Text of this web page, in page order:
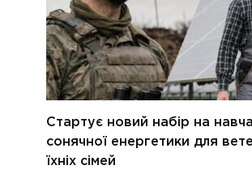
Стартує новий набір на
сонячної енергетики для
їхніх сімей